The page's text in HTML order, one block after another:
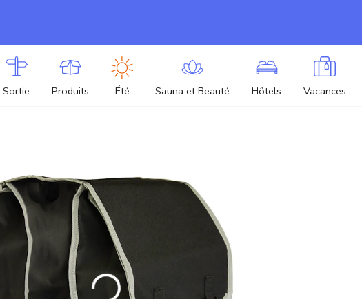
Sortie Produits Été Sauna et Beauté Hôtels Vacances